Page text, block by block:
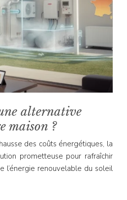
alternative
maison ?
des coûts énergétiques, la
prometteuse pour rafraîchir
l’énergie renouvelable du soleil